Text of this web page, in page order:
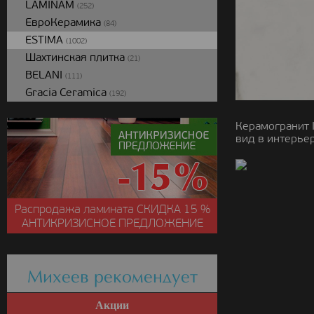
Керамогранит
вид в
LAMINAM (252)
ЕвроКерамика (84)
ESTIMA (1002)
Шахтинская плитка (21)
BELANI (111)
Gracia Ceramica (192)
Распродажа ламината СКИДКА15 %
АНТИКРИЗИСНОЕ ПРЕДЛОЖЕНИЕ
Михеев рекомендует
Акции